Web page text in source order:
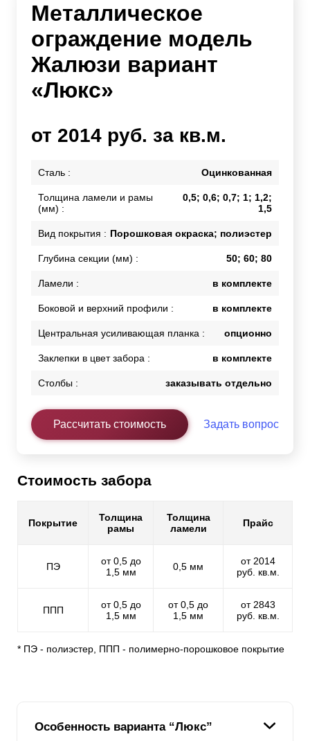
Металлическое
ограждение модель
Жалюзи вариант
«Люкс»
от 2014 руб. за кв.м.
Сталь : Оцинкованная
Толщина ламели и рамы
(мм) :
0,5; 0,6; 0,7; 1; 1,2;
1,5
Вид покрытия : Порошковая окраска; полиэстер
Глубина секции (мм) : 50; 60; 80
Ламели : в комплекте
Боковой и верхний профили : в комплекте
Центральная усиливающая планка : опционно
Заклепки в цвет забора : в комплекте
Столбы : заказывать отдельно
Рассчитать стоимость Задать вопрос
Стоимость забора
Покрытие
Толщина
рамы
Толщина
ламели
Прайс
ПЭ
от 0,5 до
1,5 мм
0,5 мм
от 2014
руб. кв.м.
ППП
от 0,5 до
1,5 мм
от 0,5 до
1,5 мм
от 2843
руб. кв.м.
* ПЭ - полиэстер, ППП - полимерно-порошковое покрытие
Особенность варианта “Люкс”